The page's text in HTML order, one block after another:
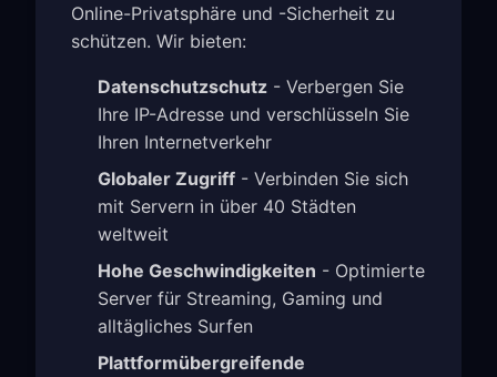
Online-Privatsphäre und -Sicherheit zu
schützen. Wir bieten:
Datenschutzschutz - Verbergen Sie
Ihre IP-Adresse und verschlüsseln Sie
Ihren Internetverkehr
Globaler Zugriff - Verbinden Sie sich
mit Servern in über 40 Städten
weltweit
Hohe Geschwindigkeiten - Optimierte
Server für Streaming, Gaming und
alltägliches Surfen
Plattformübergreifende